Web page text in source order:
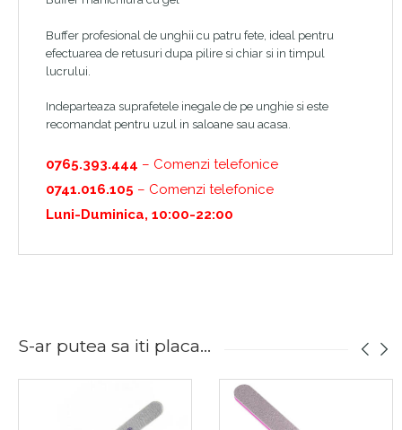
Buffer profesional de unghii cu patru fete, ideal pentru
efectuarea de retusuri dupa pilire si chiar si in timpul
lucrului.
Indeparteaza suprafetele inegale de pe unghie si este
recomandat pentru uzul in saloane sau acasa.
0765.393.444 – Comenzi telefonice
0741.016.105 – Comenzi telefonice
Luni-Duminica, 10:00-22:00
S-ar putea sa iti placa...